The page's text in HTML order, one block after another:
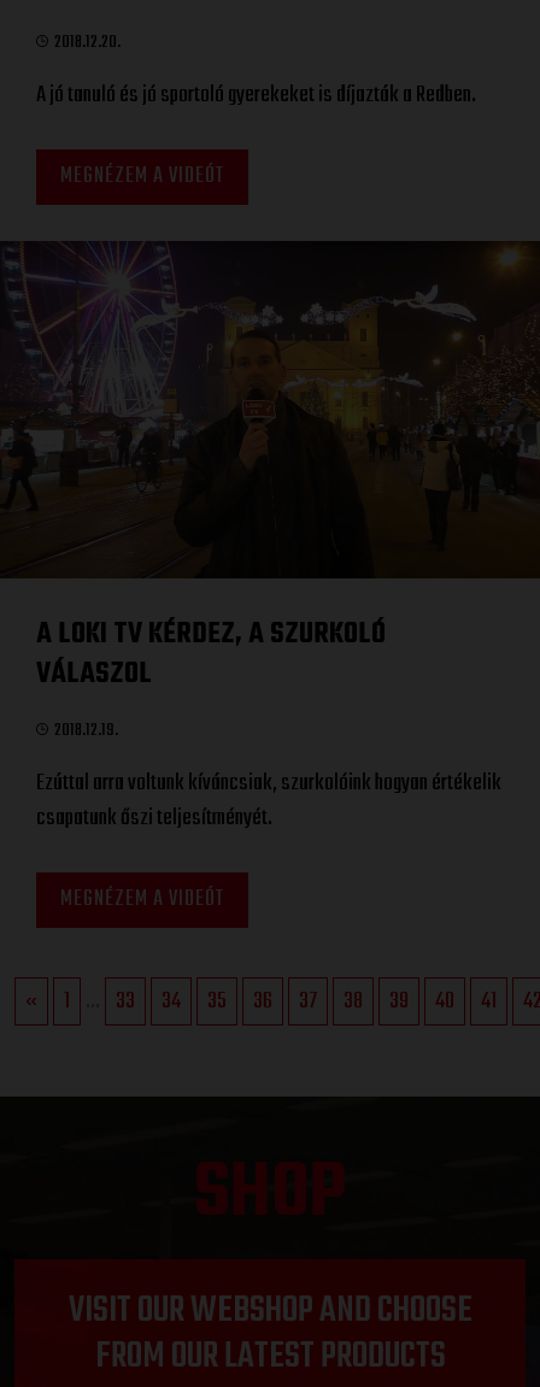
2018.12.20.
A jó tanuló és jó sportoló gyerekeket is díjazták a Redben.
MEGNÉZEM A VIDEÓT
A LOKI TV KÉRDEZ, A SZURKOLÓ
VÁLASZOL
2018.12.19.
Ezúttal arra voltunk kíváncsiak, szurkolóink hogyan értékelik
csapatunk őszi teljesítményét.
MEGNÉZEM A VIDEÓT
« 1 33 34 35 36 37 38 39 40 41 42
SHOP
VISIT OUR WEBSHOP AND CHOOSE
FROM OUR LATEST PRODUCTS